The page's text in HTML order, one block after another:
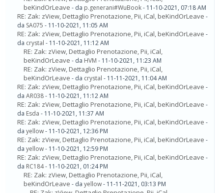
beKindOrLeave - da p.generani#WuBook- 11-10-2021, 07:18 AM
RE: Zak: zView, Dettaglio Prenotazione, Pii, iCal, beKindOrLeave -
da SA075 - 11-10-2021, 11:05 AM
RE: Zak: zView, Dettaglio Prenotazione, Pii, iCal, beKindOrLeave -
da crystal - 11-10-2021, 11:12 AM
RE: Zak: zView, Dettaglio Prenotazione, Pii, iCal,
beKindOrLeave - da HVM - 11-10-2021, 11:23 AM
RE: Zak: zView, Dettaglio Prenotazione, Pii, iCal,
beKindOrLeave - da crystal - 11-11-2021, 11:04 AM
RE: Zak: zView, Dettaglio Prenotazione, Pii, iCal, beKindOrLeave -
da AR038- 11-10-2021, 11:12 AM
RE: Zak: zView, Dettaglio Prenotazione, Pii, iCal, beKindOrLeave -
da Esda - 11-10-2021, 11:37 AM
RE: Zak: zView, Dettaglio Prenotazione, Pii, iCal, beKindOrLeave -
da yellow- 11-10-2021, 12:36 PM
RE: Zak: zView, Dettaglio Prenotazione, Pii, iCal, beKindOrLeave -
da yellow- 11-10-2021, 12:59 PM
RE: Zak: zView, Dettaglio Prenotazione, Pii, iCal, beKindOrLeave -
da RC184- 11-10-2021, 01:24 PM
RE: Zak: zView, Dettaglio Prenotazione, Pii, iCal,
beKindOrLeave - da yellow- 11-11-2021, 03:13 PM